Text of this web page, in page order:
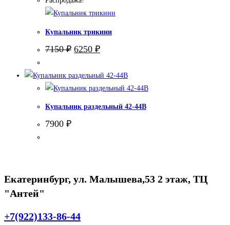
Купальник трикини
7150₽ Первоначальная
цена
7150 ₽.
6250 ₽Текущая
цена:
Купальник раздельный 42-44В
7900 ₽
Екатеринбург, ул. Малышева,53 2 этаж, ТЦ
"Антей"
+7(922)133-86-44